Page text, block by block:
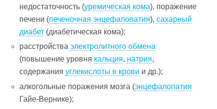
недостаточность (уремическая кома), поражение
печени (печеночная энцефалопатия),сахарный
диабет (диабетическая кома);
расстройстваэлектролитного обмена
(повышение уровня кальция, натрия,
содержанияуглекислоты в крови и др.);
алкогольные поражения мозга (энцефалопатия
Гайе-Вернике);